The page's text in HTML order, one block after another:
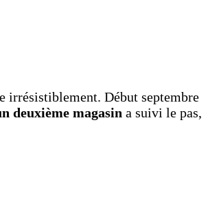
irrésistiblement. Début septembre
deuxième magasin a suivi le pas,